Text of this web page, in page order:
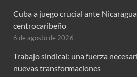
Cuba a juego crucial ante
centrocaribeño
6 de agosto de 2026
Trabajo sindical: una fuerza
nuevas transformaciones